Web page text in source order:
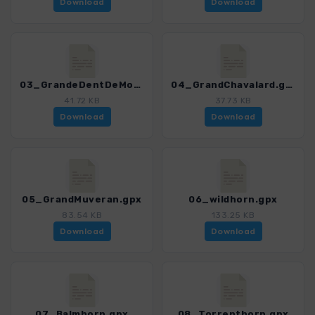
Download Download
03_GrandeDentDeMorcles.gpx
41.72 KB
Download
04_GrandChavalard.gpx
37.73 KB
Download
05_GrandMuveran.gpx
83.54 KB
Download
06_wildhorn.gpx
133.25 KB
Download